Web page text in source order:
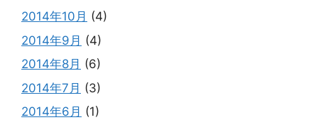
2014年10月 (4)
2014年9月 (4)
2014年8月 (6)
2014年7月 (3)
2014年6月 (1)